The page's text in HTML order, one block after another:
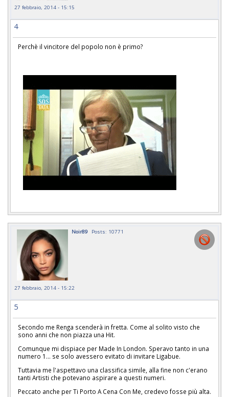
27 febbraio, 2014 - 15:15
4
Perchè il vincitore del popolo non è primo?
Noir89 Posts: 10771
27 febbraio, 2014 - 15:22
5
Secondo me Renga scenderà in fretta. Come al solito visto che
sono anni che non piazza una Hit.
Comunque mi dispiace per Made In London. Speravo tanto in una
numero 1... se solo avessero evitato di invitare Ligabue.
Tuttavia me l'aspettavo una classifica simile, alla fine non c'erano
tanti Artisti che potevano aspirare a questi numeri.
Peccato anche per Ti Porto A Cena Con Me, credevo fosse più alta.